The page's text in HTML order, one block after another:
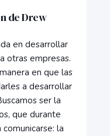
de Drew
en desarrollar
otras empresas.
en que las
a desarrollar
ser la
que durante
la